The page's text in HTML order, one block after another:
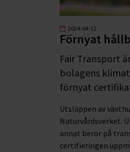
2024-04-11
Förnyat
Fair Transport
bolagens
förnyat
Utsläppen av
Naturvårdsverket.
annat beror på
certifieringen